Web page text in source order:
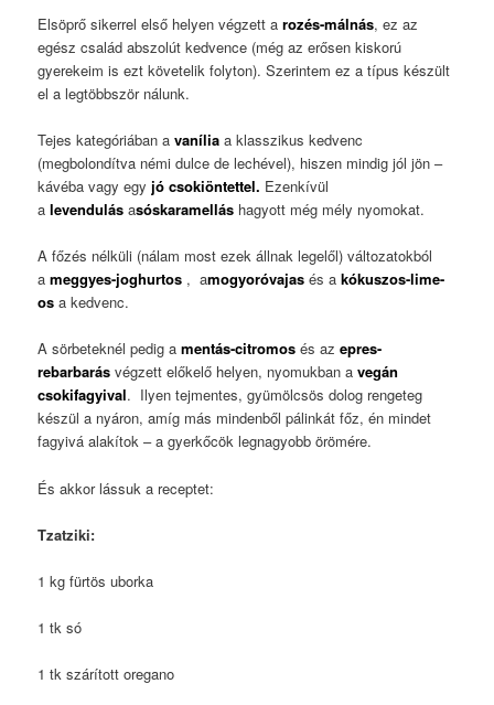
Elsöprő sikerrel első helyen végzett arozés-málnás, ez az
egész család abszolút kedvence (még az erősen kiskorú
gyerekeim is ezt követelik folyton). Szerintem ez a típus készült
el a legtöbbször nálunk.
Tejes kategóriában avanília a klasszikus kedvenc
(megbolondítva némi dulce de lechével), hiszen mindig jól jön –
kávéba vagy egy jó csokiöntettel. Ezenkívül
alevendulás asóskaramellás hagyott még mély nyomokat.
A főzés nélküli (nálam most ezek állnak legelől) változatokból
ameggyes-joghurtos , amogyoróvajas és akókuszos-lime-
os a kedvenc.
A sörbeteknél pedig amentás-citromos és azepres-
rebarbarás végzett előkelő helyen, nyomukban avegán
csokifagyival. Ilyen tejmentes, gyümölcsös dolog rengeteg
készül a nyáron, amíg más mindenből pálinkát főz, én mindet
fagyivá alakítok – a gyerkőcök legnagyobb örömére.
És akkor lássuk a receptet:
Tzatziki:
1 kg fürtös uborka
1 tk só
1 tk szárított oregano